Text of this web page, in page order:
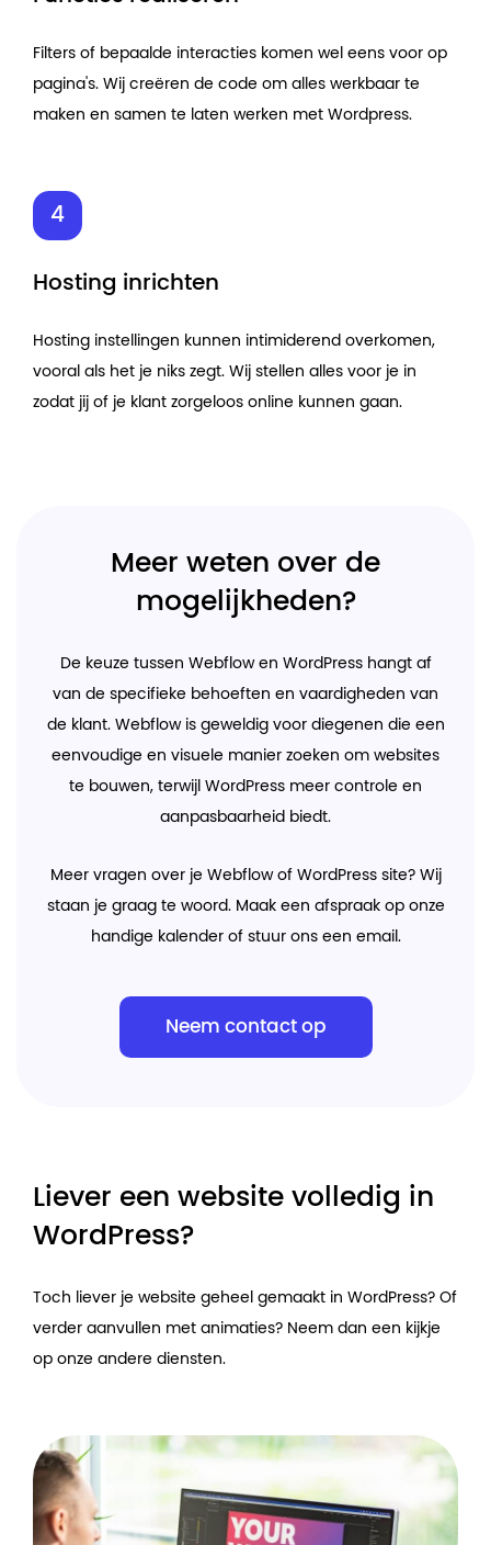
Filters of bepaalde interacties komen wel eens voor op
pagina's. Wij creëren de code om alles werkbaar te
maken en samen te laten werken met Wordpress.
Hosting inrichten
Hosting instellingen kunnen intimiderend overkomen,
vooral als het je niks zegt. Wij stellen alles voor je in
zodat jij of je klant zorgeloos online kunnen gaan.
Meer weten over de
mogelijkheden?
De keuze tussen Webflow en WordPress hangt af
van de specifieke behoeften en vaardigheden van
de klant. Webflow is geweldig voor diegenen die een
eenvoudige en visuele manier zoeken om websites
te bouwen, terwijl WordPress meer controle en
aanpasbaarheid biedt.
Meer vragen over je Webflow of WordPress site? Wij
staan je graag te woord. Maak een afspraak op onze
handige kalender of stuur ons een email.
Neem contact op
Liever een website volledig in
WordPress?
Toch liever je website geheel gemaakt in WordPress? Of
verder aanvullen met animaties? Neem dan een kijkje
op onze andere diensten.